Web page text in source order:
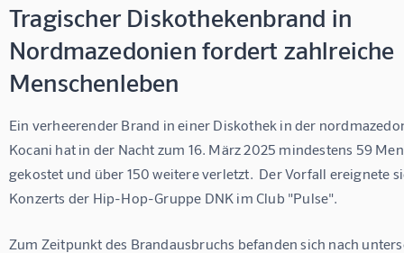
Tragischer Diskothekenbrand in
Nordmazedonien fordert zahlreiche
Menschenleben
Ein verheerender Brand in einer Diskothek in der
Kocani hat in der Nacht zum 16. März 2025 mindestens 59
gekostet und über 150 weitere verletzt.  Der Vorfall ereignete
Konzerts der Hip-Hop-Gruppe DNK im Club "Pulse".
Zum Zeitpunkt des Brandausbruchs befanden sich nach